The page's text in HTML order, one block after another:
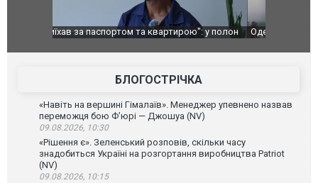
Одесу накрила потужна злива з градом та
Вже
БЛОГОСТРІЧКА
«Навіть на вершині Гімалаїв». Менеджер упевнено назвав
переможця бою Ф’юрі — Джошуа (NV)
09.08.2026, 10:30
«Рішення є». Зеленський розповів, скільки часу
знадобиться Україні на розгортання виробництва Patriot
(NV)
09.08.2026, 10:15